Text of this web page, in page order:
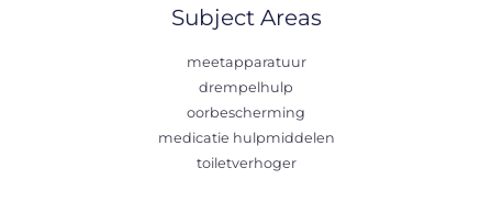
Subject Areas
meetapparatuur
drempelhulp
oorbescherming
medicatie hulpmiddelen
toiletverhoger